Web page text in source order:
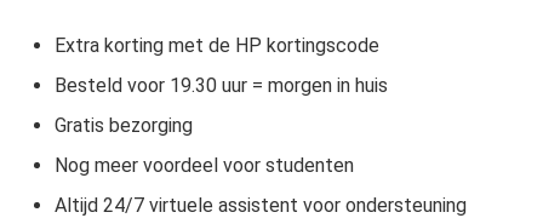
Extra korting met de HP kortingscode
Besteld voor 19.30 uur = morgen in huis
Gratis bezorging
Nog meer voordeel voor studenten
Altijd 24/7 virtuele assistent voor ondersteuning